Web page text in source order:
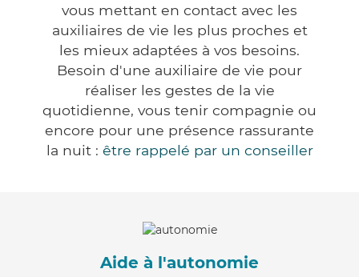
vous mettant en contact avec les
auxiliaires de vie les plus proches et
les mieux adaptées à vos besoins.
Besoin d'une auxiliaire de vie pour
réaliser les gestes de la vie
quotidienne, vous tenir compagnie ou
encore pour une présence rassurante
la nuit : être rappelé par un conseiller
Aide à l'autonomie